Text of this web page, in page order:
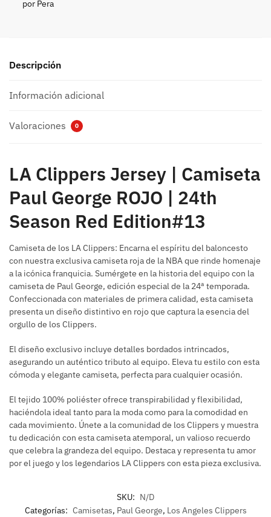
por Pera
Descripción
Información adicional
Valoraciones 0
LA Clippers Jersey | Camiseta
Paul George ROJO | 24th
Season Red Edition#13
Camiseta de los LA Clippers: Encarna el espíritu del baloncesto
con nuestra exclusiva camiseta roja de la NBA que rinde homenaje
a la icónica franquicia. Sumérgete en la historia del equipo con la
camiseta de Paul George, edición especial de la 24ª temporada.
Confeccionada con materiales de primera calidad, esta camiseta
presenta un diseño distintivo en rojo que captura la esencia del
orgullo de los Clippers.
El diseño exclusivo incluye detalles bordados intrincados,
asegurando un auténtico tributo al equipo. Eleva tu estilo con esta
cómoda y elegante camiseta, perfecta para cualquier ocasión.
El tejido 100% poliéster ofrece transpirabilidad y flexibilidad,
haciéndola ideal tanto para la moda como para la comodidad en
cada movimiento. Únete a la comunidad de los Clippers y muestra
tu dedicación con esta camiseta atemporal, un valioso recuerdo
que celebra la grandeza del equipo. Destaca y representa tu amor
por el juego y los legendarios LA Clippers con esta pieza exclusiva.
SKU: N/D
Categorías: Camisetas, Paul George, Los Angeles Clippers